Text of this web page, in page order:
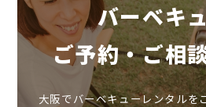
バーベキ
ご予約・ご相
大阪でバーベキューレンタルを